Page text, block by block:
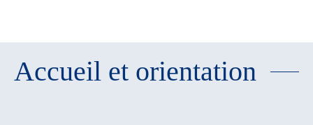
Accueil et orientation